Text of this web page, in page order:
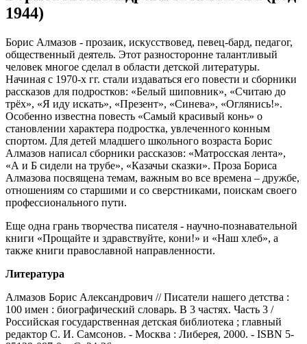
1944)
Борис Алмазов - прозаик, искусствовед, певец-бард, педагог,
общественный деятель. Этот разносторонне талантливый
человек многое сделал в области детской литературы.
Начиная с 1970-х гг. стали издаваться его повести и сборники
рассказов для подростков: «Белый шиповник», «Считаю до
трёх», «Я иду искать», «Презент», «Синева», «Оглянись!».
Особенно известна повесть «Самый красивый конь» о
становлении характера подростка, увлеченного конным
спортом. Для детей младшего школьного возраста Борис
Алмазов написал сборники рассказов: «Матросская лента»,
«А и Б сидели на трубе», «Казачьи сказки». Проза Бориса
Алмазова посвящена темам, важным во все времена – дружбе,
отношениям со старшими и со сверстниками, поискам своего
профессионального пути.
Еще одна грань творчества писателя - научно-познавательной
книги «Прощайте и здравствуйте, кони!» и «Наш хлеб», а
также книги православной направленности.
Литература
Алмазов Борис Александрович // Писатели нашего детства :
100 имен : биографический словарь. В 3 частях. Часть 3 /
Российская государственная детская библиотека ; главный
редактор С. И. Самсонов. - Москва : Либерея, 2000. - ISBN 5-